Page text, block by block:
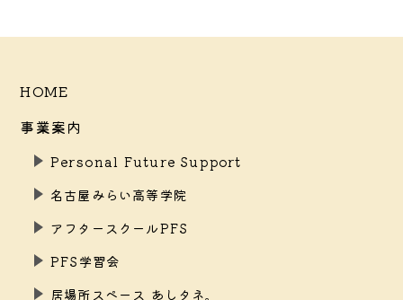
HOME
事業案内
Personal Future Support
名古屋みらい高等学院
アフタースクールPFS
PFS学習会
居場所スペース あしタネ。